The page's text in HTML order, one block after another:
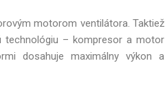
motorom ventilátora. Taktiež
technológiu – kompresor a motor
dosahuje maximálny výkon a